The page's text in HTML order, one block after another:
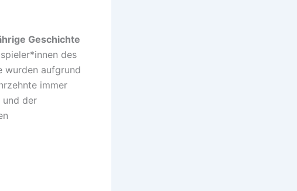
Geschichte
des
wurden aufgrund
immer
und der